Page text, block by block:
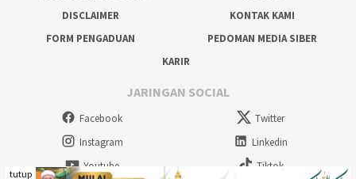
DISCLAIMER
KONTAK KAMI
FORM PENGADUAN
PEDOMAN MEDIA SIBER
KARIR
JARINGAN SOCIAL
Facebook
Twitter
Instagram
Linkedin
Youtube
Tiktok
tutup